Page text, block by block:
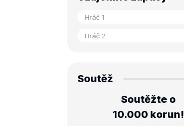
Soutěž
Soutěžte o
10.000 korun!